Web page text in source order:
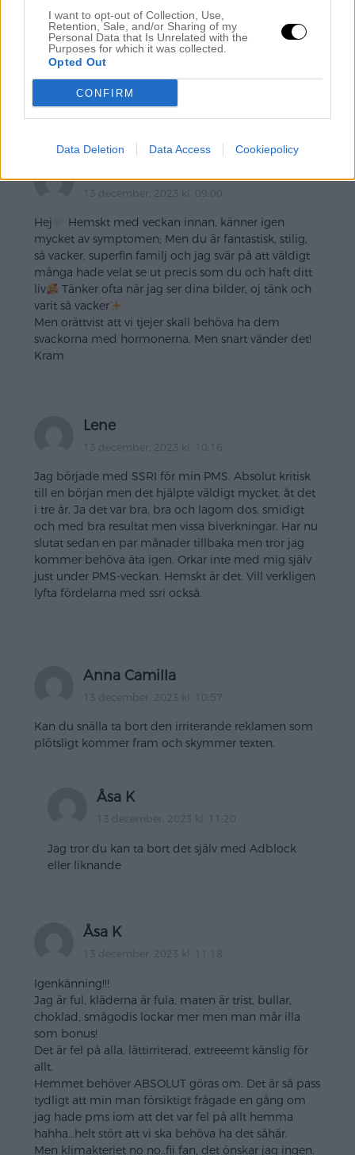
I want to opt-out of Collection, Use,
Retention, Sale, and/or Sharing of my
Personal Data that Is Unrelated with the
Purposes for which it was collected.
Opted Out
CONFIRM
Data Deletion Data Access Cookiepolicy
Dominika
13 december, 2023 kl. 05:37
Usch, att man ska behöva må så här…
verkligen att det vänder snabbt!
Massa kramar och kärlek till dig!
13 december, 2023 kl. 09:00
Hej
Hemskt med veckan innan, känner igen
mycket av symptomen; Men du är fantastisk, stilig,
så vacker, superfin familj och jag svär på att väldigt
många hade velat se ut precis som du och haft ditt
liv
Tänker ofta när jag ser dina bilder, oj tänk och
varit så vacker
Men orättvist att vi tjejer skall behöva ha dem
svackorna med hormonerna. Men snart vänder det!
Kram
Lene
13 december, 2023 kl. 10:16
Jag började med SSRI för min PMS. Absolut kritisk
till en början men det hjälpte väldigt mycket. åt det
i tre år. Ja det var bra, bra och lagom dos, smidigt
och med bra resultat men vissa biverkningar. Har nu
slutat sedan en par månader tillbaka men tror jag
kommer behöva äta igen. Orkar inte med mig själv
just under PMS-veckan. Hemskt är det. Vill verkligen
lyfta fördelarna med ssri också.
Anna Camilla
13 december, 2023 kl. 10:57
Kan du snälla ta bort den irriterande reklamen som
plötsligt kommer fram och skymmer texten.
Åsa K
13 december, 2023 kl. 11:20
Jag tror du kan ta bort det själv med Adblock
eller liknande
Åsa K
13 december, 2023 kl. 11:18
Igenkänning!!!
Jag är ful, kläderna är fula, maten är trist, bullar,
choklad, smågodis lockar mer men man mår illa
som bonus!
Det är fel på alla, lättirriterad, extreeemt känslig för
allt.
Hemmet behöver ABSOLUT göras om. Det är så pass
tydligt att min man försiktigt frågade en gång om
jag hade pms iom att det var fel på allt hemma
hahha…helt stört att vi ska behöva ha det såhär.
Men klimakteriet no no..fii fan, det önskar jag ingen.